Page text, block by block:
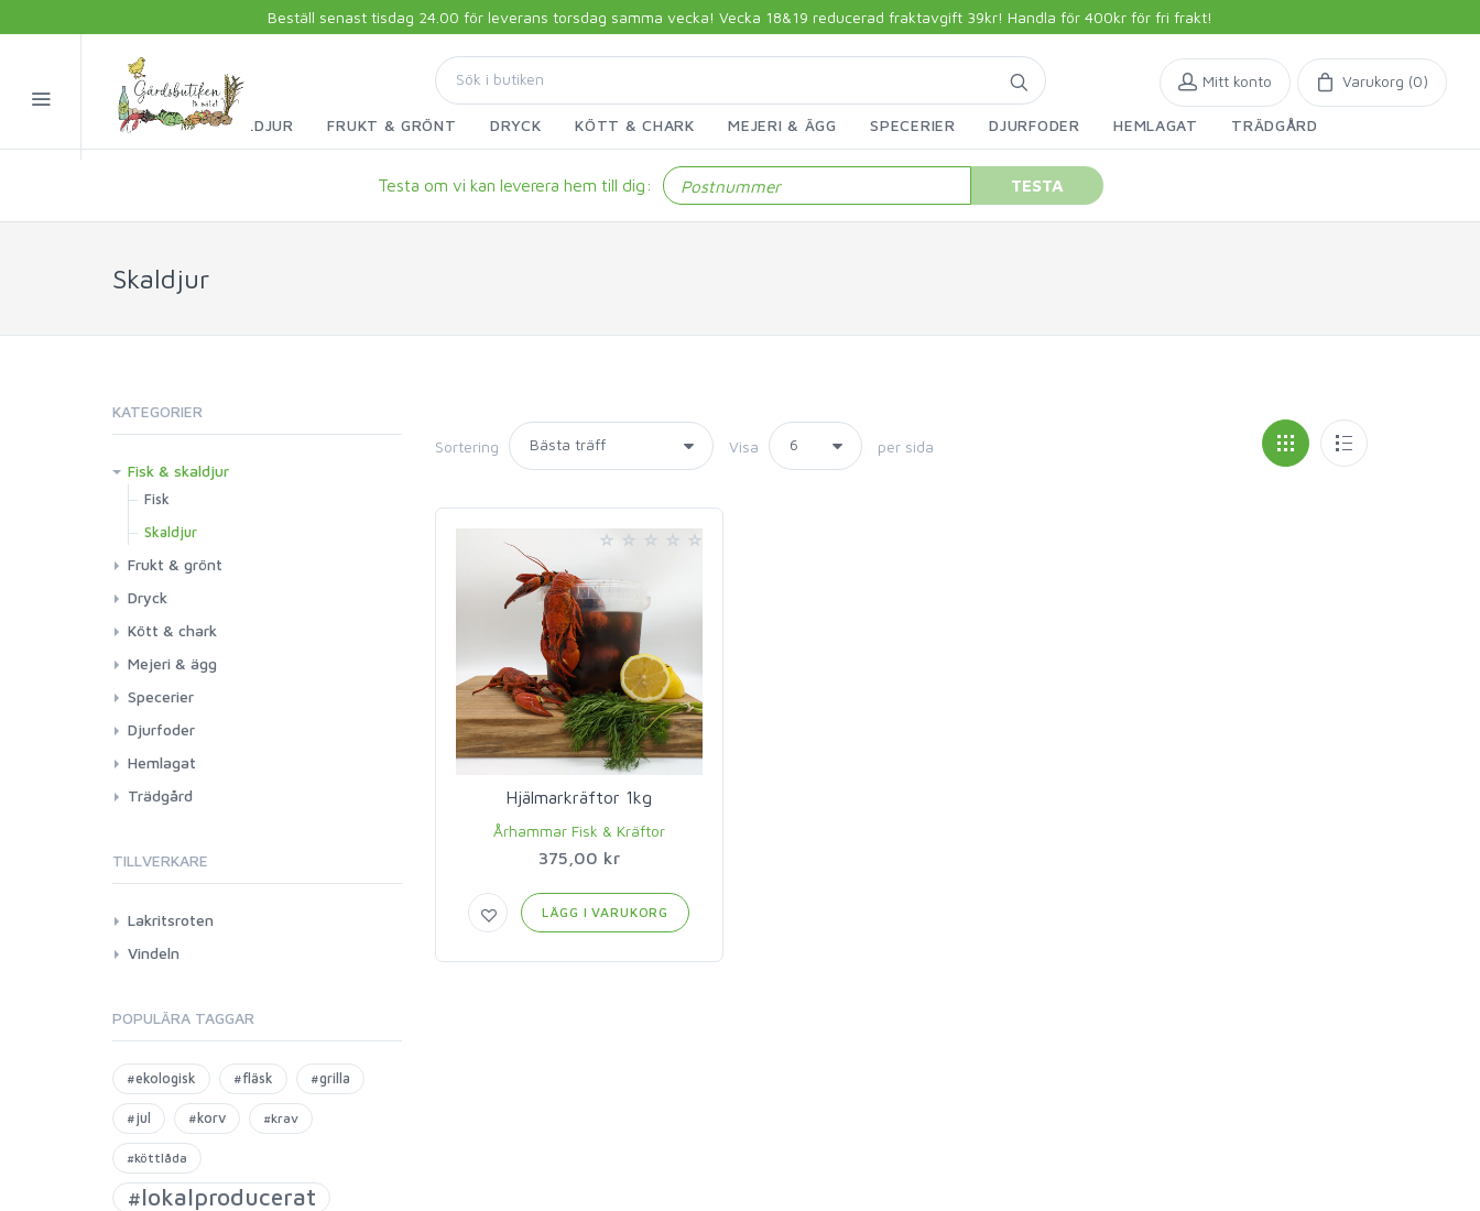
Beställ senast tisdag 24.00 för leverans torsdag samma vecka! Vecka 18&19 reducerad fraktavgift 39kr! Handla för 400kr för fri frakt!
FISK & SKALDJUR FRUKT & GRÖNT DRYCK KÖTT & CHARK MEJERI & ÄGG SPECERIER DJURFODER HEMLAGAT TRÄDGÅRD
Mitt konto Varukorg (0)
Testa om vi kan leverera hem till dig: TESTA
Skaldjur
Sortering Visa per sida
Hjälmarkräftor 1kg
Århammar Fisk & Kräftor
375,00 kr
LÄGG I VARUKORG
KATEGORIER
Fisk & skaldjur
Fisk
Skaldjur
Frukt & grönt
Dryck
Kött & chark
Mejeri & ägg
Specerier
Djurfoder
Hemlagat
Trädgård
TILLVERKARE
Lakritsroten
Vindeln
POPULÄRA TAGGAR
#ekologisk #fläsk #grilla
#jul #korv #krav
#köttlåda
#lokalproducerat